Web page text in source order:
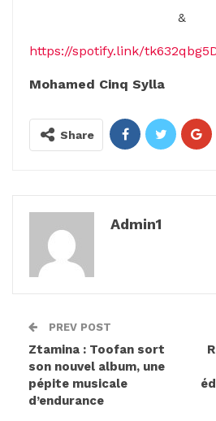
&
https://spotify.link/
Mohamed Cinq Sylla
Share
Admin1
PREV POST
Ztamina : Toofan sort
son nouvel album, une
pépite musicale
d’endurance